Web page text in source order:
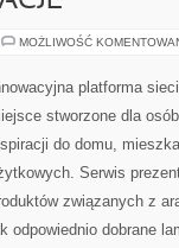
MOŻLIWOŚĆ
platforma
stworzone dla
do domu,
Serwis
związanych z
odpowiednio dobrane